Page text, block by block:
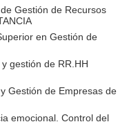
Gestión de Recursos
en Gestión de
gestión de RR.HH
Gestión de Empresas de
emocional. Control del